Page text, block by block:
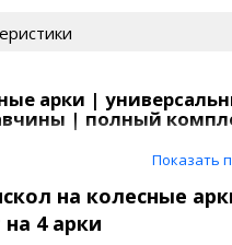
арки |
| полный
или скроет старые сколы
место рыжиков и отбитой
Показать
на колесные
4 арки